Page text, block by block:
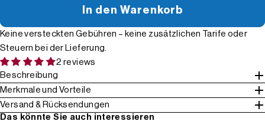
In den Warenkorb
Keine versteckten Gebühren – keine zusätzlichen Tarife oder
Steuern bei der Lieferung.
2 reviews
Beschreibung
Merkmale und Vorteile
Versand & Rücksendungen
Das könnte Sie auch interessieren